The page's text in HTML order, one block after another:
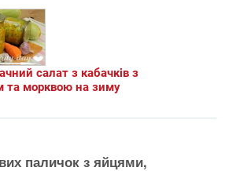
салат з кабачків з
та морквою на зиму
паличок з яйцями,